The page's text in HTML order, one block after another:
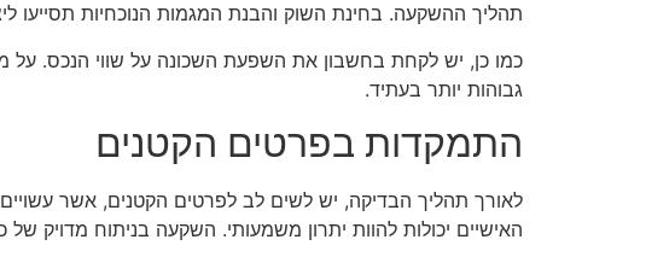
תהליך ההשקעה. בחינת השוק והבנת המגמות הנוכחיות תסייעו
כמו כן, יש לקחת בחשבון את השפעת השכונה על שווי הנכס. על
גבוהות יותר בעתיד.
התמקדות בפרטים הקטנים
לאורך תהליך הבדיקה, יש לשים לב לפרטים הקטנים, אשר
האישיים יכולות להוות יתרון משמעותי. השקעה בניתוח מדויק